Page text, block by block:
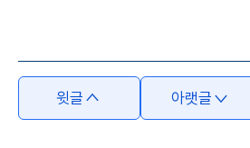
윗글 아랫글